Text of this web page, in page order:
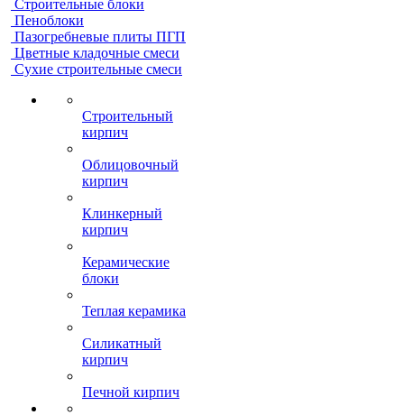
Строительные блоки
Пеноблоки
Пазогребневые плиты ПГП
Цветные кладочные смеси
Сухие строительные смеси
Строительный
кирпич
Облицовочный
кирпич
Клинкерный
кирпич
Керамические
блоки
Теплая керамика
Силикатный
кирпич
Печной кирпич